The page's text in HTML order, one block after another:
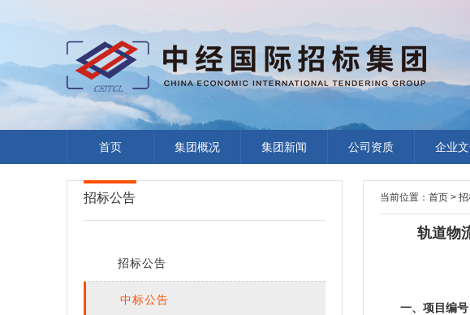
首页 集团概况 集团新闻 公司资质 企业
招标公告
招标公告
中标公告
当前位置： 首页 >
轨道物
一、项目编